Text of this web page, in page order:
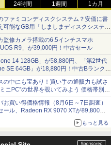
24時間 1週間 1カ月
ファミコンディスクシステム？安価に書
可能なGB用「しましまディスクシステ
監修カメラ搭載の6.5インチスマホ
R9」が39,000円！中古セール
14 128GB」が58,880円、「第2世代
SE 64GB」が18,880円！中古Bランク品
の中にも宝あり！買い手の通販力も試さ
ニPC”の世界を覗いてみよう 価格帯別に
特徴を整理、11製品をピックアップ text
川 ひさよし
お買い得価格情報（8月6日～7日調査）
ール、Radeon RX 9070 XTが89,800
平周波数24.8kHz対応の17型モニターが
円、暑さ指数連動セール ほか
もっと見る